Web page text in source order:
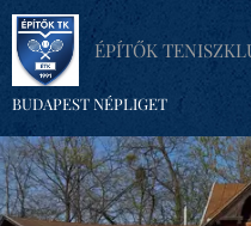
ÉPÍTŐK
BUDAPEST NÉPLIGET